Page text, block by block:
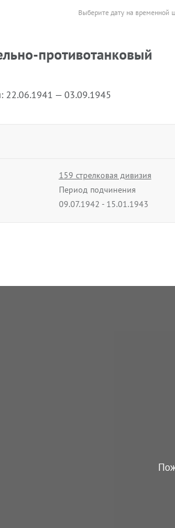
Выберите дату на временной
противотанковый
22.06.1941 — 03.09.1945
159 стрелковая дивизия
Период подчинения
09.07.1942 - 15.01.1943